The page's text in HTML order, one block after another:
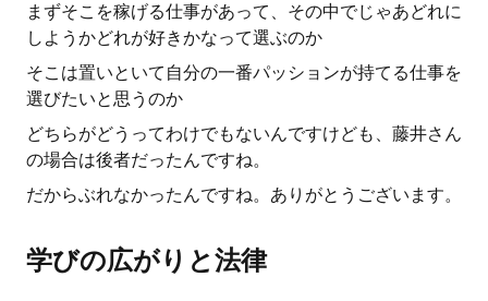
まずそこを稼げる仕事があって、その中でじゃあどれに
しようかどれが好きかなって選ぶのか
そこは置いといて自分の一番パッションが持てる仕事を
選びたいと思うのか
どちらがどうってわけでもないんですけども、藤井さん
の場合は後者だったんですね。
だからぶれなかったんですね。ありがとうございます。
学びの広がりと法律